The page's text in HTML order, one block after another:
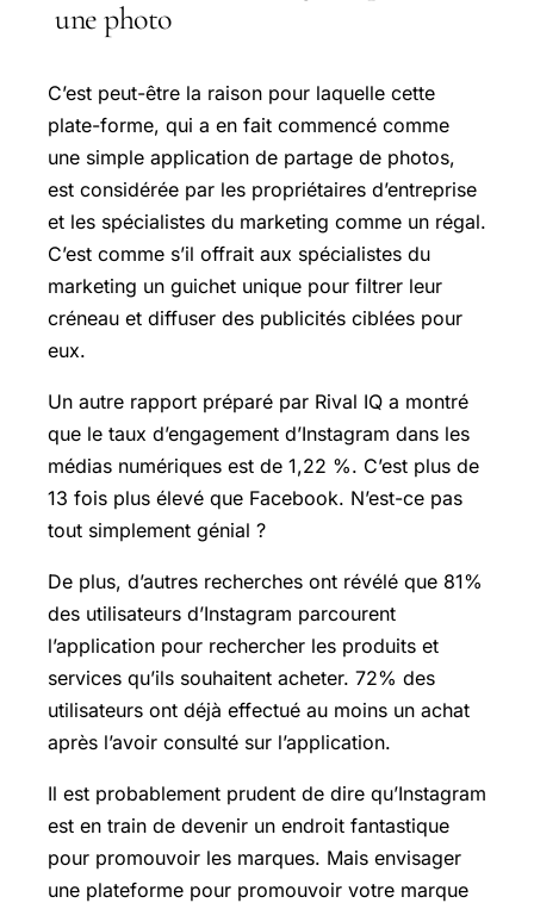
une photo
C’est peut-être la raison pour laquelle cette
plate-forme, qui a en fait commencé comme
une simple application de partage de photos,
est considérée par les propriétaires d’entreprise
et les spécialistes du marketing comme un régal.
C’est comme s’il offrait aux spécialistes du
marketing un guichet unique pour filtrer leur
créneau et diffuser des publicités ciblées pour
eux.
Un autre rapport préparé par Rival IQ a montré
que le taux d’engagement d’Instagram dans les
médias numériques est de 1,22 %. C’est plus de
13 fois plus élevé que Facebook. N’est-ce pas
tout simplement génial ?
De plus, d’autres recherches ont révélé que 81%
des utilisateurs d’Instagram parcourent
l’application pour rechercher les produits et
services qu’ils souhaitent acheter. 72% des
utilisateurs ont déjà effectué au moins un achat
après l’avoir consulté sur l’application.
Il est probablement prudent de dire qu’Instagram
est en train de devenir un endroit fantastique
pour promouvoir les marques. Mais envisager
une plateforme pour promouvoir votre marque